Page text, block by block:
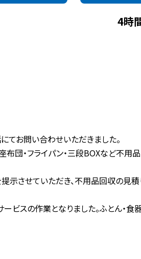
4時
お問い合わせいただきました。
布団・フライパン・三段BOXなど不用
示させていただき、不用品回収の見
スの作業となりました。ふとん・食